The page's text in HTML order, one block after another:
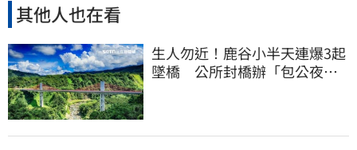
其他人也在看
生人勿近！鹿谷小半天連爆3起
墜橋 公所封橋辦「包公夜